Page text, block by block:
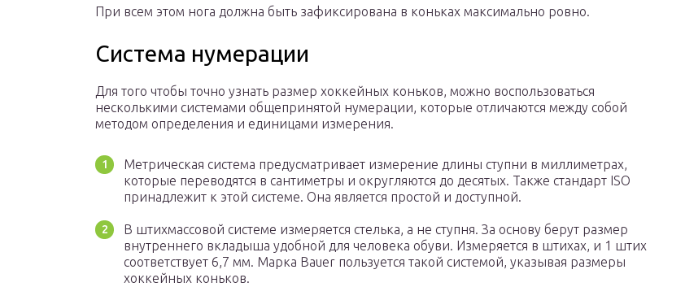
При всем этом нога должна быть зафиксирована в коньках максимально ровно.
Система нумерации
Для того чтобы точно узнать размер хоккейных коньков, можно воспользоваться
несколькими системами общепринятой нумерации, которые отличаются между собой
методом определения и единицами измерения.
Метрическая система предусматривает измерение длины ступни в миллиметрах,
которые переводятся в сантиметры и округляются до десятых. Также стандарт ISO
принадлежит к этой системе. Она является простой и доступной.
В штихмассовой системе измеряется стелька, а не ступня. За основу берут размер
внутреннего вкладыша удобной для человека обуви. Измеряется в штихах, и 1 штих
соответствует 6,7 мм. Марка Bauer пользуется такой системой, указывая размеры
хоккейных коньков.